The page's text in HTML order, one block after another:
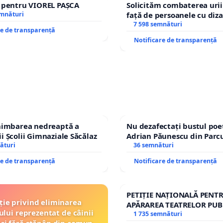
VIOREL PAȘCA
de transparență
Solicităm combaterea
față de persoanele cu
7 598 semnături
Notificare de transparență
nedreaptă a
Școlii Gimnaziale Săcălaz
de transparență
Nu dezafectați bustul
Adrian Păunescu din
Icoanei! Stop cenzurii
36 semnături
Notificare de transparență
privind eliminarea
reprezentat de câinii
PETIȚIE NAȚIONALĂ
APĂRAREA TEATRELOR
REPERTORIU DIN
1 735 semnături